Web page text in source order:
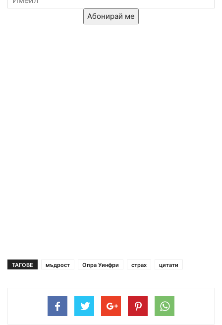
Абонирай ме
ТАГОВЕ мъдрост Опра Уинфри страх цитати